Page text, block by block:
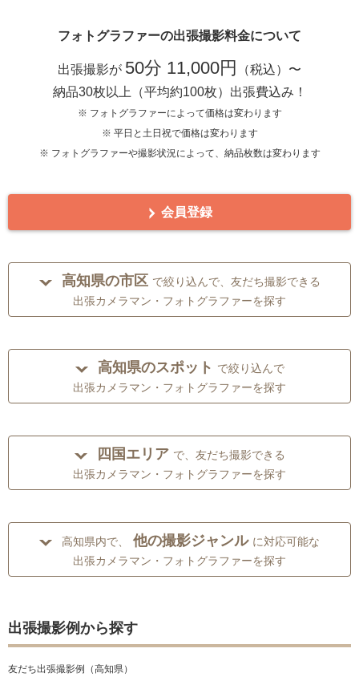
フォトグラファーの出張撮影料金について
出張撮影が 50分 11,000円
（税込）〜
納品30枚以上（平均約100枚）出張費込み！
※ フォトグラファーによって価格は変わります
※ 平日と土日祝で価格は変わります
※ フォトグラファーや撮影状況によって、納品枚数は変わります
会員登録
高知県の市区 で絞り込んで、友だち撮影できる
出張カメラマン・フォトグラファーを探す
高知県のスポット で絞り込んで
出張カメラマン・フォトグラファーを探す
四国エリア で、友だち撮影できる
出張カメラマン・フォトグラファーを探す
高知県内で、 他の撮影ジャンル に対応可能な
出張カメラマン・フォトグラファーを探す
出張撮影例から探す
友だち出張撮影例（高知県）